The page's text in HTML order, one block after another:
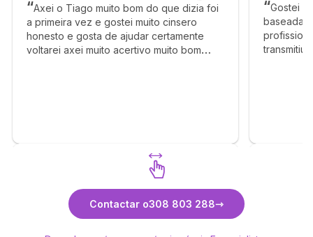
Axei o Tiago muito bom do que dizia foi
a primeira vez e gostei muito cinsero
honesto e gosta de ajudar certamente
voltarei axei muito acertivo muito bom
Gostei
baseada
Contactar o308 803 288